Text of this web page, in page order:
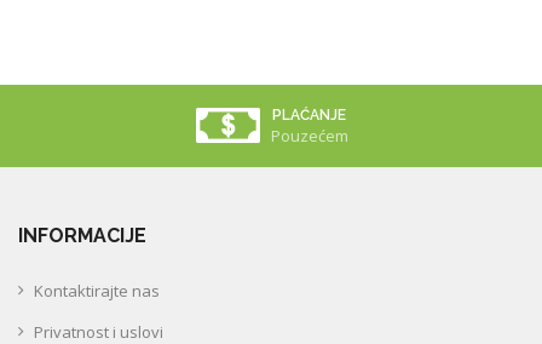
PLAĆANJE
Pouzećem
INFORMACIJE
Kontaktirajte nas
Privatnost i uslovi